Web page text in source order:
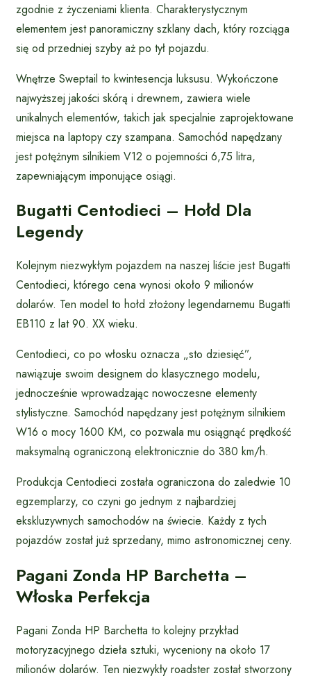
zgodnie z życzeniami klienta. Charakterystycznym
elementem jest panoramiczny szklany dach, który rozciąga
się od przedniej szyby aż po tył pojazdu.
Wnętrze Sweptail to kwintesencja luksusu. Wykończone
najwyższej jakości skórą i drewnem, zawiera wiele
unikalnych elementów, takich jak specjalnie zaprojektowane
miejsca na laptopy czy szampana. Samochód napędzany
jest potężnym silnikiem V12 o pojemności 6,75 litra,
zapewniającym imponujące osiągi.
Bugatti Centodieci – Hołd Dla
Legendy
Kolejnym niezwykłym pojazdem na naszej liście jest Bugatti
Centodieci, którego cena wynosi około 9 milionów
dolarów. Ten model to hołd złożony legendarnemu Bugatti
EB110 z lat 90. XX wieku.
Centodieci, co po włosku oznacza „sto dziesięć”,
nawiązuje swoim designem do klasycznego modelu,
jednocześnie wprowadzając nowoczesne elementy
stylistyczne. Samochód napędzany jest potężnym silnikiem
W16 o mocy 1600 KM, co pozwala mu osiągnąć prędkość
maksymalną ograniczoną elektronicznie do 380 km/h.
Produkcja Centodieci została ograniczona do zaledwie 10
egzemplarzy, co czyni go jednym z najbardziej
ekskluzywnych samochodów na świecie. Każdy z tych
pojazdów został już sprzedany, mimo astronomicznej ceny.
Pagani Zonda HP Barchetta –
Włoska Perfekcja
Pagani Zonda HP Barchetta to kolejny przykład
motoryzacyjnego dzieła sztuki, wyceniony na około 17
milionów dolarów. Ten niezwykły roadster został stworzony